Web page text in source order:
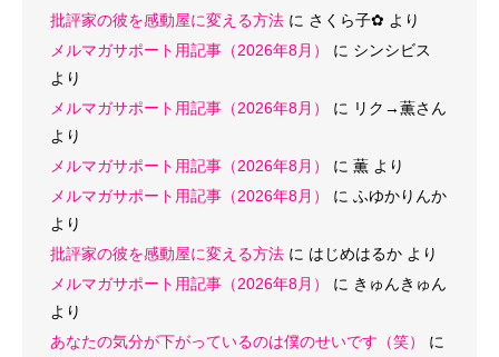
批評家の彼を感動屋に変える方法 に さくら子‪✿ より
メルマガサポート用記事（2026年8月）
に シンシビス
より
メルマガサポート用記事（2026年8月）
に リク→薫さん
より
メルマガサポート用記事（2026年8月）
に 薫 より
メルマガサポート用記事（2026年8月）
に ふゆかりんか
より
批評家の彼を感動屋に変える方法 に はじめはるか より
メルマガサポート用記事（2026年8月）
に きゅんきゅん
より
あなたの気分が下がっているのは僕のせいです（笑）
に